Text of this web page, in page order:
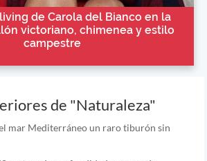
de Carola del Bianco en la
victoriano, chimenea y estilo
campestre
de "Naturaleza"
mar Mediterráneo un raro tiburón sin